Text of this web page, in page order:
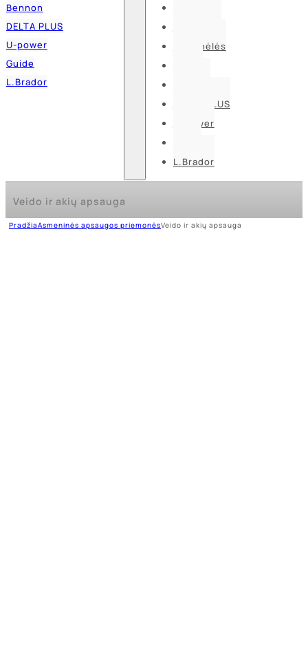
Bennon
DELTA PLUS
U-power
Guide
L.Brador
Vaistinėlės
DELTA PLUS
U-power
L.Brador
Veido ir akių apsauga
PradžiaAsmeninės apsaugos priemonėsVeido ir akių apsauga